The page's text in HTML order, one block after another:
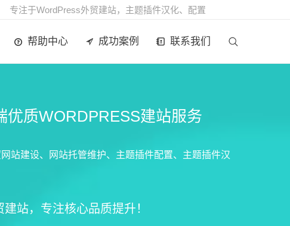
专注于WordPress外贸建站，主题插件汉化、配置
帮助中心 成功案例 联系我们 Search:
优质WORDPRESS建站服务
站建设、网站托管维护、主题插件配置、主题插件汉
站，专注核心品质提升！